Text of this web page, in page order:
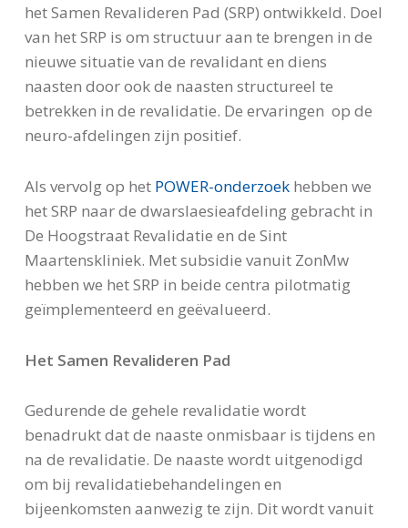
het Samen Revalideren Pad (SRP) ontwikkeld. Doel
van het SRP is om structuur aan te brengen in de
nieuwe situatie van de revalidant en diens
naasten door ook de naasten structureel te
betrekken in de revalidatie. De ervaringen op de
neuro-afdelingen zijn positief.
Als vervolg op het POWER-onderzoekhebben we
het SRP naar de dwarslaesieafdeling gebracht in
De Hoogstraat Revalidatie en de Sint
Maartenskliniek. Met subsidie vanuit ZonMw
hebben we het SRP in beide centra pilotmatig
geïmplementeerd en geëvalueerd.
Het Samen Revalideren Pad
Gedurende de gehele revalidatie wordt
benadrukt dat de naaste onmisbaar is tijdens en
na de revalidatie. De naaste wordt uitgenodigd
om bij revalidatiebehandelingen en
bijeenkomsten aanwezig te zijn. Dit wordt vanuit